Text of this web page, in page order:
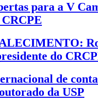
para a V
do
de
da USP